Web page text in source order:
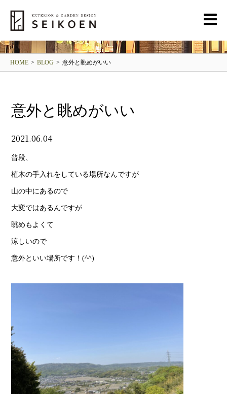
HOME > BLOG > 意外と眺めがいい
意外と眺めがいい
2021.06.04
普段、
植木の手入れをしている場所なんですが
山の中にあるので
大変ではあるんですが
眺めもよくて
涼しいので
意外といい場所です！(^^)